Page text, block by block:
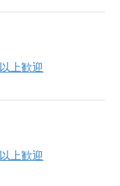
上歓迎
上歓迎